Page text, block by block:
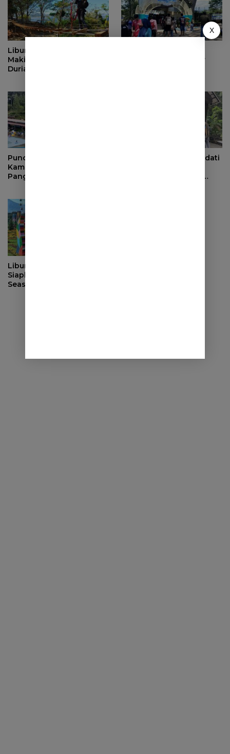
Liburan di Sumedang
Makin Seru! Tanjung
Duriat Hadirkan Wahana
Jatigede
Waterpark Jatinangor
Puncak Libur Lebaran,
Kampung Wisata
Pangjugjugan Diserbu
Ribuan Wisatawan Padati
Libur Lebaran, Janspark
Siapkan Event High
Season “Lebaran Happy
X